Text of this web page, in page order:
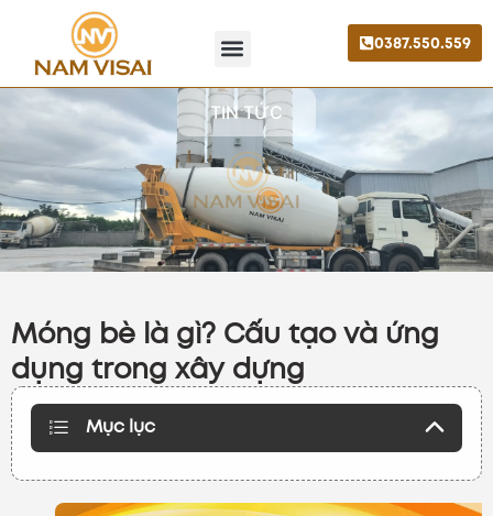
0387.550.559
TIN TỨC
Móng bè là gì? Cấu tạo và ứng
dụng trong xây dựng
Mục lục